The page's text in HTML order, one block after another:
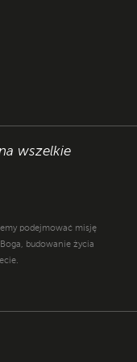
wszelkie
podejmować misję
budowanie życia